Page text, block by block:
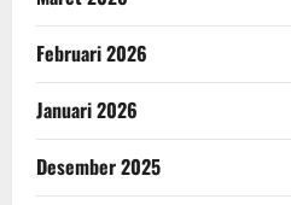
Februari 2026
Januari 2026
Desember 2025